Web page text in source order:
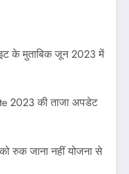
के मुताबिक जून 2023 में
2023 की ताजा अपडेट
रुक जाना नहीं योजना से